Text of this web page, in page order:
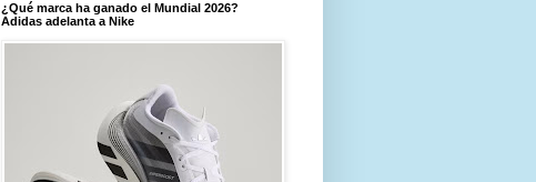
¿Qué marca ha ganado el Mundial 2026?
Adidas adelanta a Nike